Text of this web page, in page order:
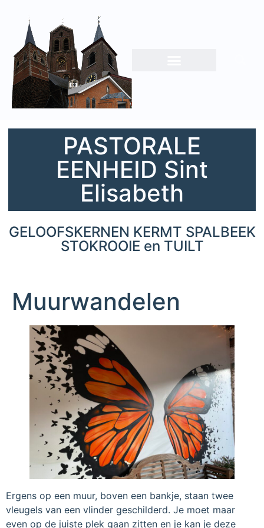
PASTORALE
EENHEID Sint
Elisabeth
GELOOFSKERNEN KERMT SPALBEEK
STOKROOIE en TUILT
Muurwandelen
Ergens op een muur, boven een bankje, staan twee
vleugels van een vlinder geschilderd. Je moet maar
even op de juiste plek gaan zitten en je kan je deze